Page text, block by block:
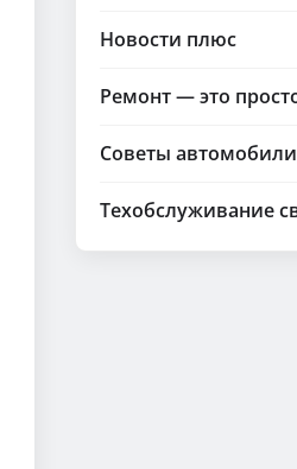
Новости плюс
Ремонт — это
Советы
Техобслуживание